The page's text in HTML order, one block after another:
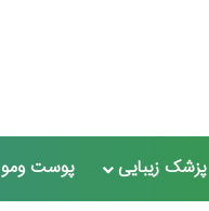
پزشک زیبایی پوست ومو